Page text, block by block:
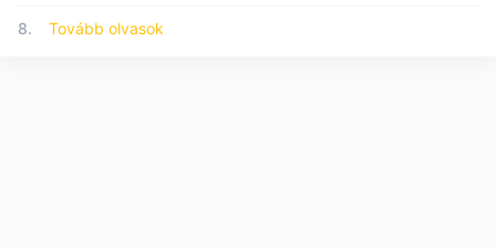
8. Tovább olvasok